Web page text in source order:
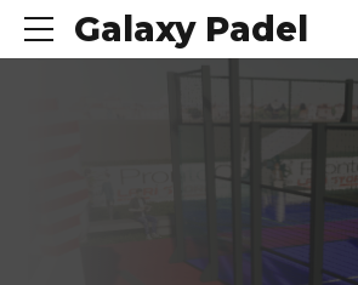
Galaxy Padel